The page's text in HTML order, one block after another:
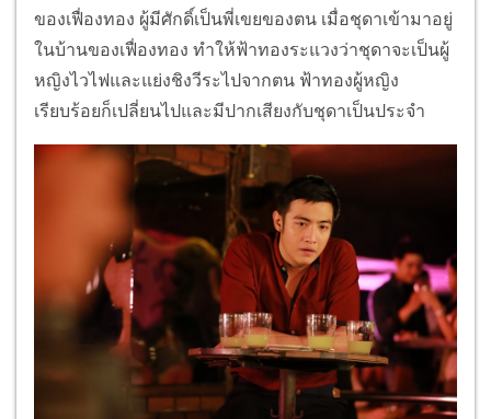
ของเฟื่องทอง ผู้มีศักดิ์เป็นพี่เขยของตน เมื่อชุดาเข้ามาอยู่
ในบ้านของเฟื่องทอง ทำให้ฟ้าทองระแวงว่าชุดาจะเป็นผู้
หญิงไวไฟและแย่งชิงวีระไปจากตน ฟ้าทองผู้หญิง
เรียบร้อยก็เปลี่ยนไปและมีปากเสียงกับชุดาเป็นประจำ